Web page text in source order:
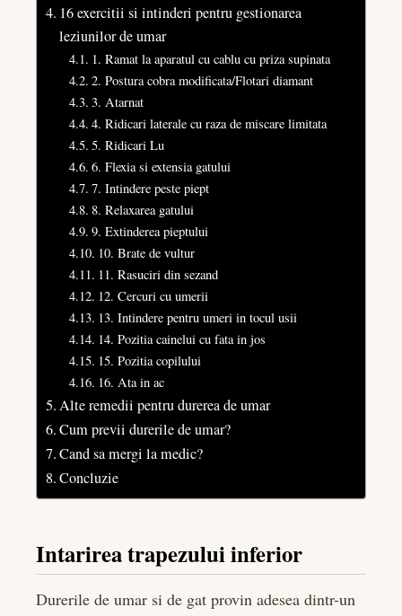
16 exercitii si intinderi pentru gestionarea
leziunilor de umar
1. Ramat la aparatul cu cablu cu priza supinata
2. Postura cobra modificata/Flotari diamant
3. Atarnat
4. Ridicari laterale cu raza de miscare limitata
5. Ridicari Lu
6. Flexia si extensia gatului
7. Intindere peste piept
8. Relaxarea gatului
9. Extinderea pieptului
10. Brate de vultur
11. Rasuciri din sezand
12. Cercuri cu umerii
13. Intindere pentru umeri in tocul usii
14. Pozitia cainelui cu fata in jos
15. Pozitia copilului
16. Ata in ac
Alte remedii pentru durerea de umar
Cum previi durerile de umar?
Cand sa mergi la medic?
Concluzie
Intarirea trapezului inferior
Durerile de umar si de gat provin adesea dintr-un